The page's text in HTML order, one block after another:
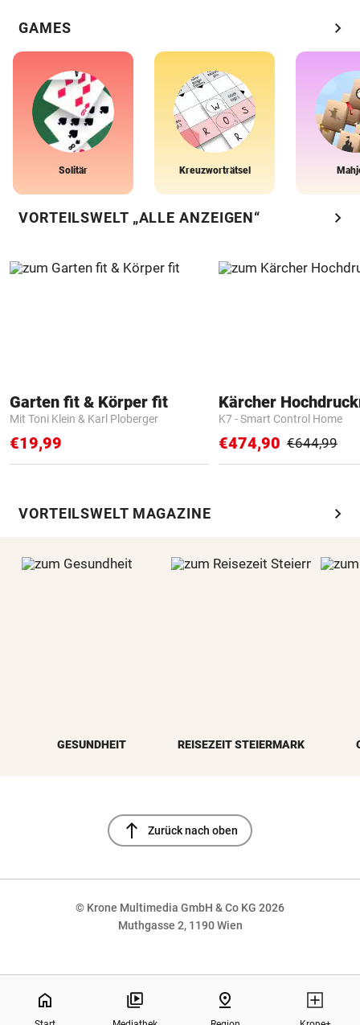
GAMES chevron_right
Solitär Kreuzworträtsel
VORTEILSWELT „ALLE ANZEIGEN“ chevron_right
Garten fit & Körper fit
Mit Toni Klein & Karl Ploberger
€19,99
Kärcher
K7 - Smart Control Home
€474,90 €644,99
VORTEILSWELT MAGAZINE chevron_right
GESUNDHEIT REISEZEIT STEIERMARK
north Zurück nach oben
© Krone Multimedia GmbH & Co KG 2026
Muthgasse 2, 1190 Wien
home pin_drop
NaN%